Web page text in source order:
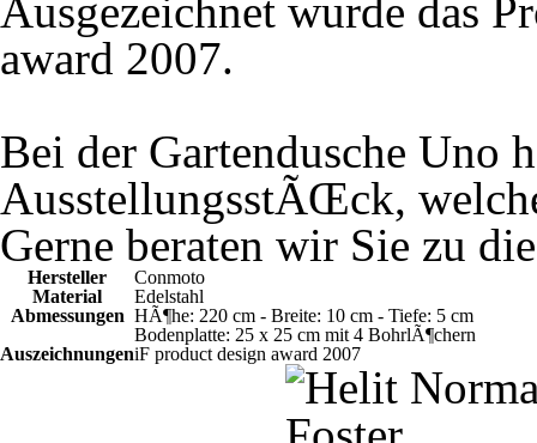
Ausgezeichnet wurde das
award 2007.
Bei der Gartendusche Uno
AusstellungsstÃŒck,
Gerne beraten wir Sie zu
Hersteller
Conmoto
Material
Edelstahl
Abmessungen HÃ¶he: 220 cm - Breite: 10 cm - Tiefe: 5 cm
Bodenplatte: 25 x 25 cm mit 4 BohrlÃ¶chern
AuszeichnungeniF product design award 2007